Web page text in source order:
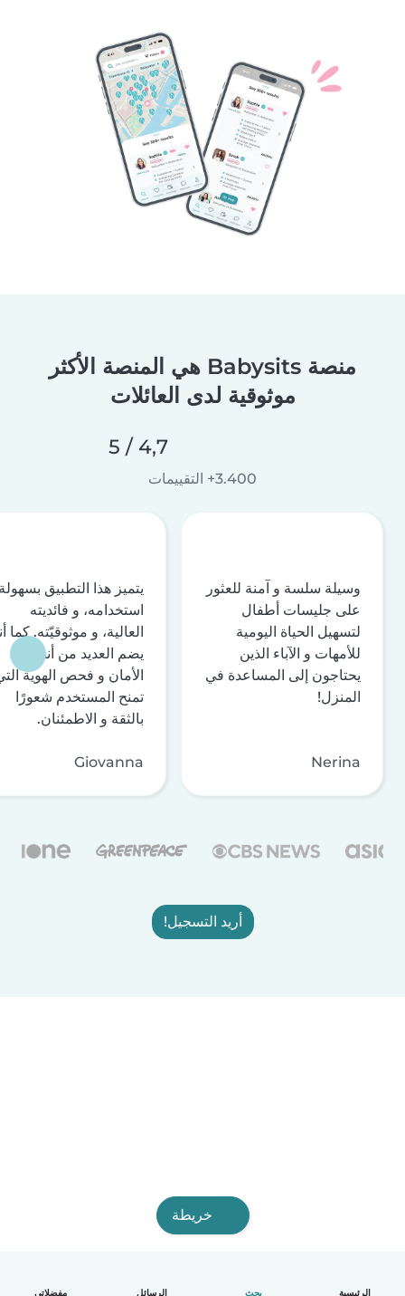
الرئيسية بحث الرسائل مفضلاتي
منصة Babysits هي المنصة الأكثر
موثوقية لدى العائلات
4,7 / 5
3.400+ التقييمات
وسيلة سلسة و آمنة للعثور
على جليسات أطفال
لتسهيل الحياة اليومية
للأمهات و الآباء الذين
يحتاجون إلى المساعدة في
المنزل!
Nerina
يتميز هذا التطبيق
استخدامه، و فائديته
العالية، و موثوقيّته. كما
يضم العديد من أنظمة
الأمان و فحص الهوية
تمنح المستخدم شعورًا
بالثقة و الاطمئنان.
Giovanna
أريد التسجيل!
خريطة